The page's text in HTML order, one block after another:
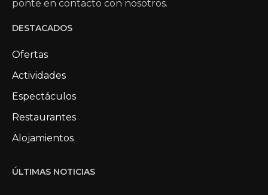
ponte en contacto con nosotros.
DESTACADOS
Ofertas
Actividades
Espectáculos
Restaurantes
Alojamientos
ÚLTIMAS NOTICIAS